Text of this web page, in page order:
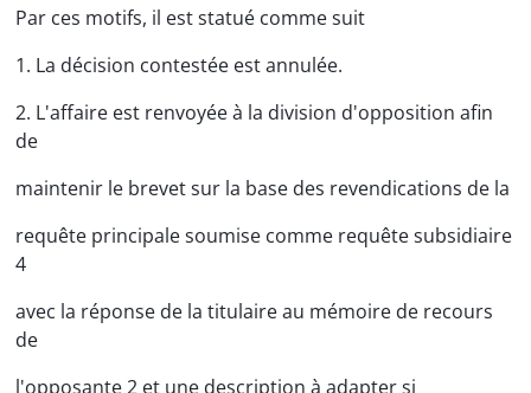
Par ces motifs, il est statué comme suit
1. La décision contestée est annulée.
2. L'affaire est renvoyée à la division d'opposition afin
de
maintenir le brevet sur la base des revendications de la
requête principale soumise comme requête subsidiaire
4
avec la réponse de la titulaire au mémoire de recours
de
l'opposante 2 et une description à adapter si